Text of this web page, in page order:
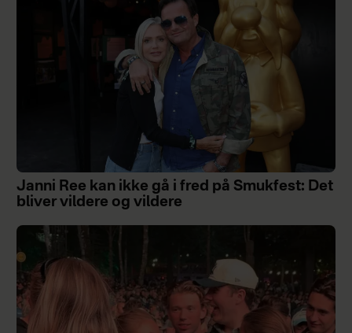
Janni Ree kan ikke gå i fred på Smukfest: Det
bliver vildere og vildere